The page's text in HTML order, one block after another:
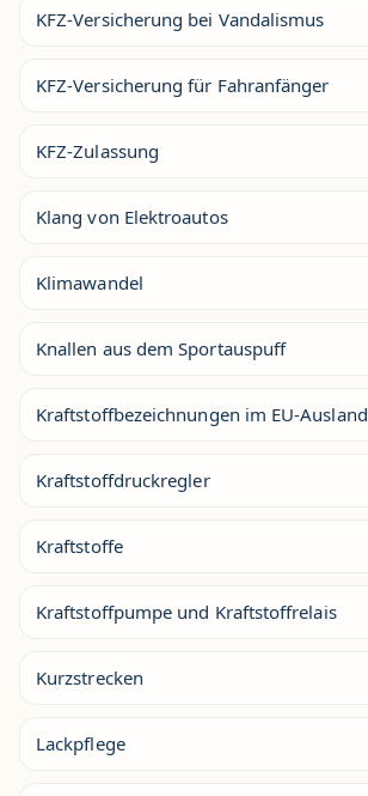
KFZ-Versicherung bei Vandalismus
KFZ-Versicherung für Fahranfänger
KFZ-Zulassung
Klang von Elektroautos
Klimawandel
Knallen aus dem Sportauspuff
Kraftstoffbezeichnungen im EU-Ausland
Kraftstoffdruckregler
Kraftstoffe
Kraftstoffpumpe und Kraftstoffrelais
Kurzstrecken
Lackpflege